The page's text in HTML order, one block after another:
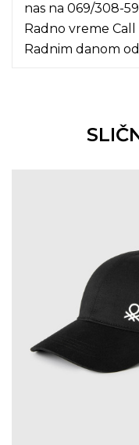
nas na 069/308-
Radno vreme Call
Radnim danom